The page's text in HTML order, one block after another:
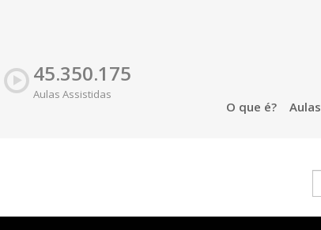
45.350.175
Aulas Assistidas
O que é? Aulas